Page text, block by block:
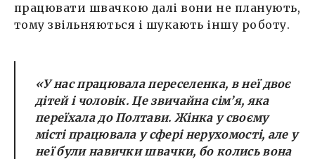
працювати швачкою далі вони не планують,
тому звільняються і шукають іншу роботу.
«У нас працювала переселенка, в неї двоє
дітей і чоловік. Це звичайна сім’я, яка
переїхала до Полтави. Жінка у своєму
місті працювала у сфері нерухомості, але у
неї були навички швачки, бо колись вона